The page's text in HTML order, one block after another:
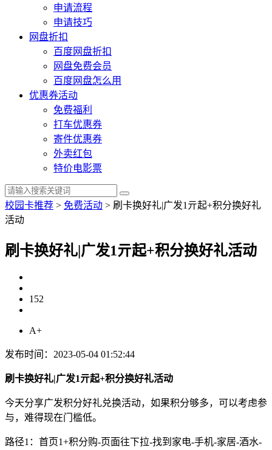
申请流程
申请技巧
网盘折扣
百度网盘折扣
网盘免费会员
百度网盘怎么用
优惠券活动
免费福利
打车优惠券
寄件优惠券
外卖红包
特价电影票
校园卡推荐 > 免费活动 > 刷卡换好礼|广发1亓起+积分换好礼
活动
刷卡换好礼|广发1亓起+积分换好礼活动
152
A+
发布时间：2023-05-04 01:52:44
刷卡换好礼|广发1亓起+积分换好礼活动
今天分享广发积分好礼兑换活动，如果积分够多，可以考虑参
与，难得现在门槛低。
路径1：首页1+积分购-页面往下拉-找到家电-手机-家居-酒水-